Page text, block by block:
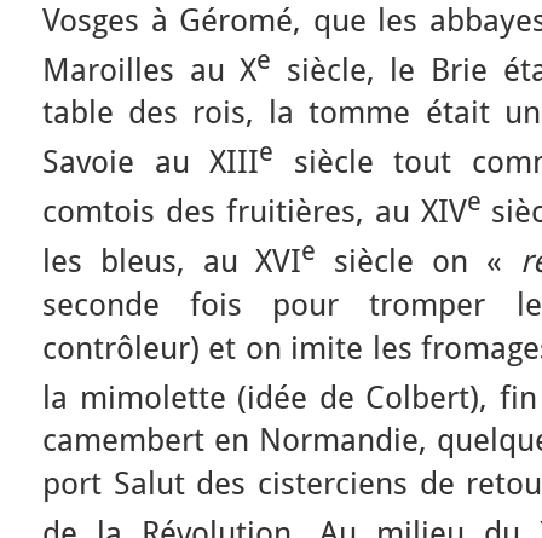
Vosges à Géromé, que les
Maroilles au Xe siècle, le Brie
table des rois, la tomme était
Savoie au XIIIe
siècle tout
comtois des fruitières, au XIVe
les bleus, au XVIe siècle on «
seconde fois pour tromper
contrôleur) et on imite les
la mimolette (idée de Colbert),
camembert en Normandie,
port Salut des cisterciens de